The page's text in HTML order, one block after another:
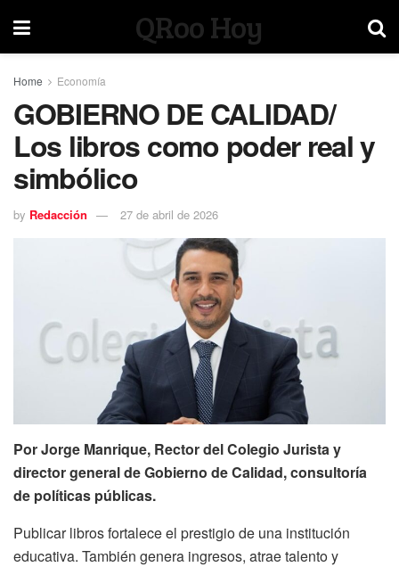
QRoo Hoy
Home Economía
GOBIERNO DE CALIDAD/
Los libros como poder real y
simbólico
by Redacción 27 de abril de 2026
Por Jorge Manrique, Rector del Colegio Jurista y
director general de Gobierno de Calidad, consultoría
de políticas públicas.
Publicar libros fortalece el prestigio de una institución
educativa. También genera ingresos, atrae talento y